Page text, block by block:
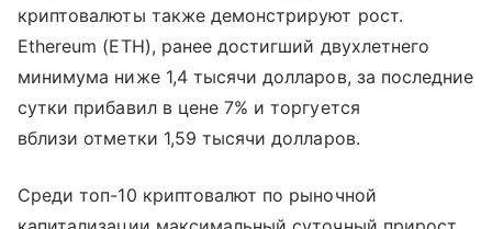
криптовалюты также демонстрируют рост.
Ethereum (ETH), ранее достигший двухлетнего
минимума ниже 1,4 тысячи долларов, за последние
сутки прибавил в цене 7% и торгуется
вблизи отметки 1,59 тысячи долларов.
Среди топ-10 криптовалют по рыночной